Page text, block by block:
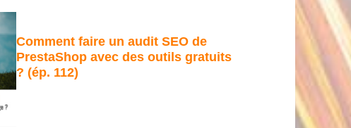
Comment faire un audit SEO de
PrestaShop avec des outils gratuits
? (ép. 112)